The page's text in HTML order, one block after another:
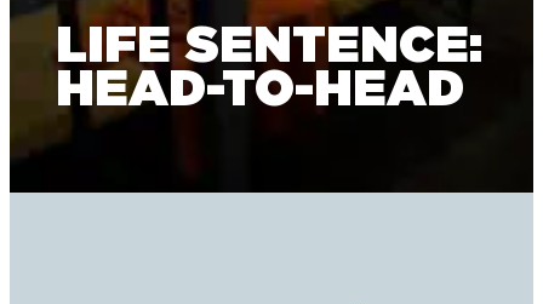
LIFE SENTENCE:
HEAD-TO-HEAD